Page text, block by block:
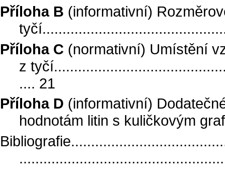
Příloha B (informativní)
Příloha C (normativní) Umístění
z
.... 21
Příloha D (informativní)
hodnotám litin s kuličkovým